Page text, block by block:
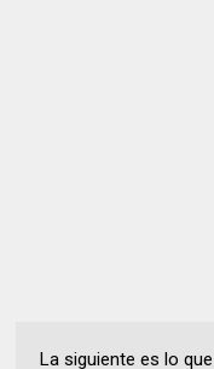
La siguiente es lo